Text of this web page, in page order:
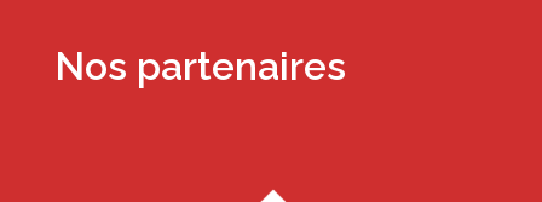
Nos partenaires